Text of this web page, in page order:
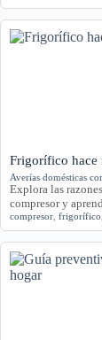
Frigorífico hace
Averías domésticas
Explora las
compresor y
compresor frigorífico